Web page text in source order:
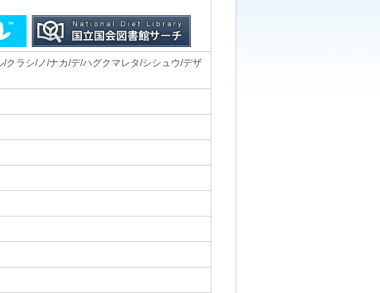
ラシ/ノ/ナカ/デ/ハグクマレタ/シシュウ/デザ